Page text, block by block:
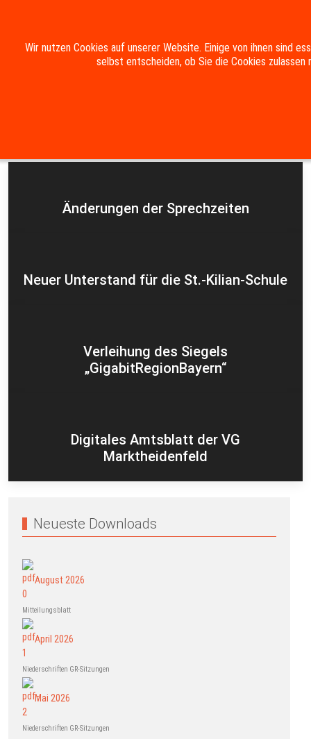
Impressum Datenschutzerklärung
Änderungen der Sprechzeiten
Neuer Unterstand für die St.-Kilian-Schule
Verleihung des Siegels
„GigabitRegionBayern“
Digitales Amtsblatt der VG
Marktheidenfeld
Neueste Downloads
August 2026
Mitteilungsblatt
April 2026
Niederschriften GR-Sitzungen
Mai 2026
Niederschriften GR-Sitzungen
Wir nutzen Cookies auf unserer Website. Einige von ihnen sind
selbst entscheiden, ob Sie die Cookies